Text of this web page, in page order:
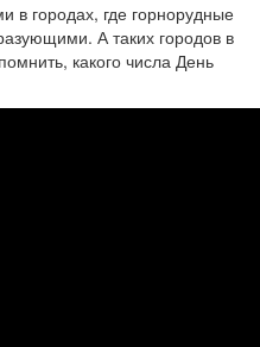
в городах, где горнорудные
А таких городов в
какого числа День